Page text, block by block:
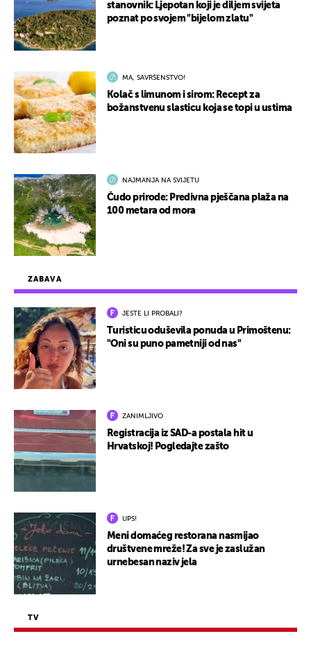
ZABAVA
JESTE LI PROBALI?
Turisticu oduševila ponuda u Primoštenu:
"Oni su puno pametniji od nas"
ZANIMLJIVO
Registracija iz SAD-a postala hit u
Hrvatskoj! Pogledajte zašto
UPS!
Meni domaćeg restorana nasmijao
društvene mreže! Za sve je zaslužan
urnebesan naziv jela
TV
stanovnik: Ljepotan koji je diljem svijeta
poznat po svojem "bijelom zlatu"
MA, SAVRŠENSTVO!
Kolač s limunom i sirom: Recept za
božanstvenu slasticu koja se topi u ustima
NAJMANJA NA SVIJETU
Čudo prirode: Predivna pješčana plaža na
100 metara od mora